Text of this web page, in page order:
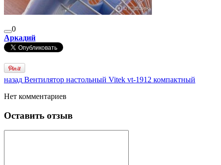
0
Аркадий
назад Вентилятор настольный Vitek vt-1912 компактный
Нет комментариев
Оставить отзыв